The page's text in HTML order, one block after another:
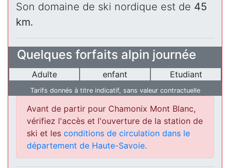
Son domaine de ski nordique est de 45
km.
Quelques forfaits alpin journée
Adulte enfant Etudiant
Tarifs donnés à titre indicatif, sans valeur contractuelle
Avant de partir pour Chamonix Mont Blanc,
vérifiez l'accès et l'ouverture de la station de
ski et les conditions de circulation dans le
département de Haute-Savoie.